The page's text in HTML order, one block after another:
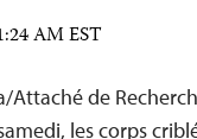
AM EST
Attaché de
les corps